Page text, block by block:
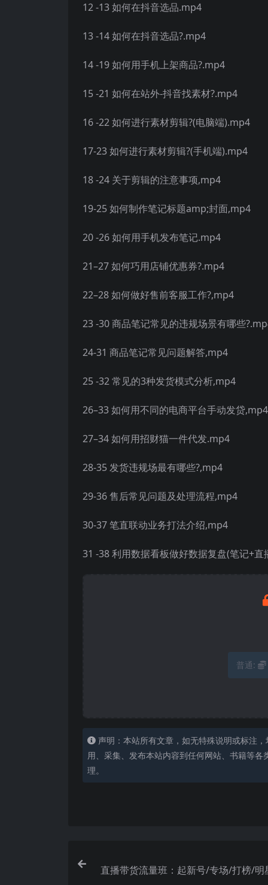
12 -13 如何在抖音选品.mp4
13 -14 如何在抖音选品?.mp4
14 -19 如何用手机上架商品?.mp4
15 -21 如何在站外-抖音找素材?.mp4
16 -22 如何进行素材剪辑?(电脑端).mp4
17-23 如何进行素材剪辑?(手机端).mp4
18 -24 关于剪辑的注意事项,mp4
19-25 如何制作笔记标题amp;封面,mp4
20 -26 如何用手机发布笔记.mp4
21–27 如何巧用店铺优惠券?.mp4
22–28 如何做好售前客服工作?,mp4
23 -30 商品笔记常见的违规场景有哪些
24-31 商品笔记常见问题解答,mp4
25 -32 常见的3种发货模式分析,mp4
26–33 如何用不同的电商平台手动发贷,mp4
27–34 如何用招财猫一件代发.mp4
28-35 发货违规场最有哪些?,mp4
29-36 售后常见问题及处理流程,mp4
30-37 笔直联动业务打法介绍,mp4
31 -38 利用数据看板做好数据复盘(笔记+直
普通:
声明：本站所有文章，如无特殊说明或标注
用、采集、发布本站内容到任何网站、书籍等
理。
直播带货流量班：起新号/专场/打榜/明